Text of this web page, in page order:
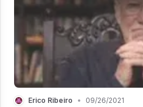
Érico Ribeiro • 09/26/2021